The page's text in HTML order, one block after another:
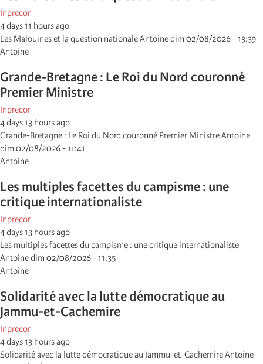
Inprecor
4 days 11 hours ago
Les Malouines et la question nationale Antoine dim 02/08/2026 - 13:39
Antoine
Grande-Bretagne : Le Roi du Nord couronné
Premier Ministre
Inprecor
4 days 13 hours ago
Grande-Bretagne : Le Roi du Nord couronné Premier Ministre Antoine
dim 02/08/2026 - 11:41
Antoine
Les multiples facettes du campisme : une
critique internationaliste
Inprecor
4 days 13 hours ago
Les multiples facettes du campisme : une critique internationaliste
Antoine dim 02/08/2026 - 11:35
Antoine
Solidarité avec la lutte démocratique au
Jammu-et-Cachemire
Inprecor
4 days 13 hours ago
Solidarité avec la lutte démocratique au Jammu-et-Cachemire Antoine